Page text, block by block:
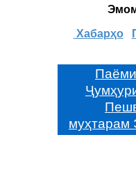
Хабарҳо
муҳтарам